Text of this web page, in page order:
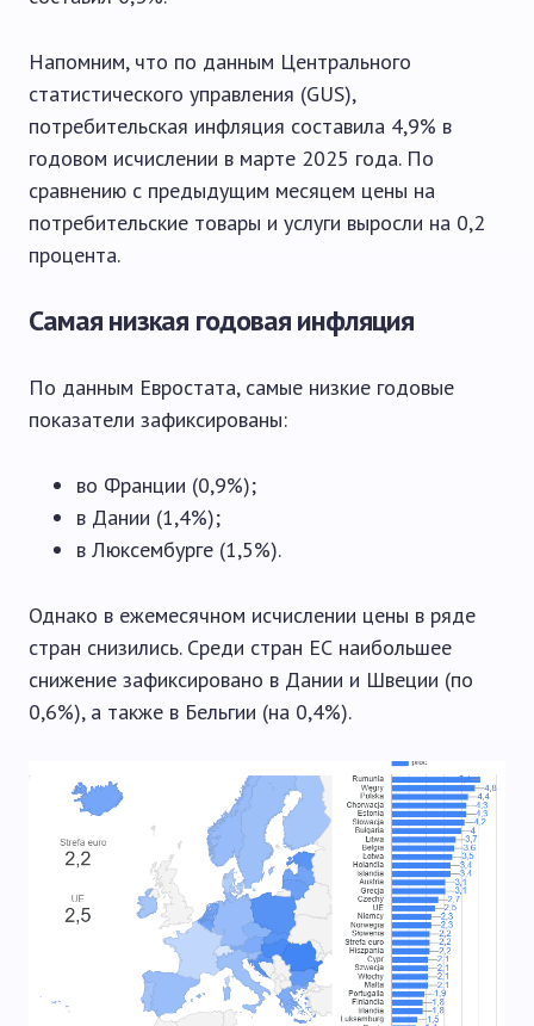
Напомним, что по данным Центрального
статистического управления (GUS),
потребительская инфляция составила 4,9% в
годовом исчислении в марте 2025 года. По
сравнению с предыдущим месяцем цены на
потребительские товары и услуги выросли на 0,2
процента.
Самая низкая годовая инфляция
По данным Евростата, самые низкие годовые
показатели зафиксированы:
во Франции (0,9%);
в Дании (1,4%);
в Люксембурге (1,5%).
Однако в ежемесячном исчислении цены в ряде
стран снизились. Среди стран ЕС наибольшее
снижение зафиксировано в Дании и Швеции (по
0,6%), а также в Бельгии (на 0,4%).